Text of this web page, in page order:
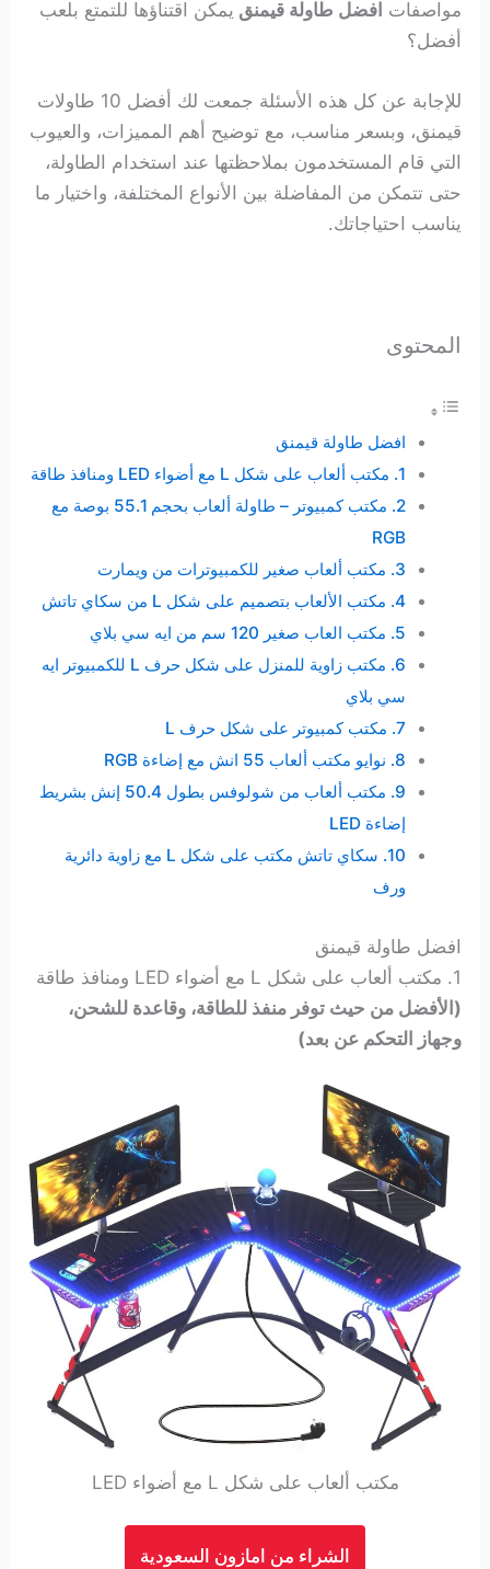
مواصفات افضل طاولة قيمنق يمكن اقتناؤها للتمتع بلعب
أفضل؟
للإجابة عن كل هذه الأسئلة جمعت لك أفضل 10 طاولات
قيمنق، وبسعر مناسب، مع توضيح أهم المميزات، والعيوب
التي قام المستخدمون بملاحظتها عند استخدام الطاولة،
حتى تتمكن من المفاضلة بين الأنواع المختلفة، واختيار ما
يناسب احتياجاتك.
المحتوى
افضل طاولة قيمنق
1. مكتب ألعاب على شكل L مع أضواء LED ومنافذ طاقة
2. مكتب كمبيوتر – طاولة ألعاب بحجم 55.1 بوصة مع
RGB
3. مكتب ألعاب صغير للكمبيوترات من ويمارت
4. مكتب الألعاب بتصميم على شكل L من سكاي تاتش
5. مكتب العاب صغير 120 سم من ايه سي بلاي
6. مكتب زاوية للمنزل على شكل حرف L للكمبيوتر ايه
سي بلاي
7. مكتب كمبيوتر على شكل حرف L
8. نوايو مكتب ألعاب 55 انش مع إضاءة RGB
9. مكتب ألعاب من شولوفس بطول 50.4 إنش بشريط
إضاءة LED
10. سكاي تاتش مكتب على شكل L مع زاوية دائرية
ورف
افضل طاولة قيمنق
1. مكتب ألعاب على شكل L مع أضواء LED ومنافذ طاقة
(الأفضل من حيث توفر منفذ للطاقة، وقاعدة للشحن،
وجهاز التحكم عن بعد)
مكتب ألعاب على شكل L مع أضواء LED
الشراء من امازون السعودية